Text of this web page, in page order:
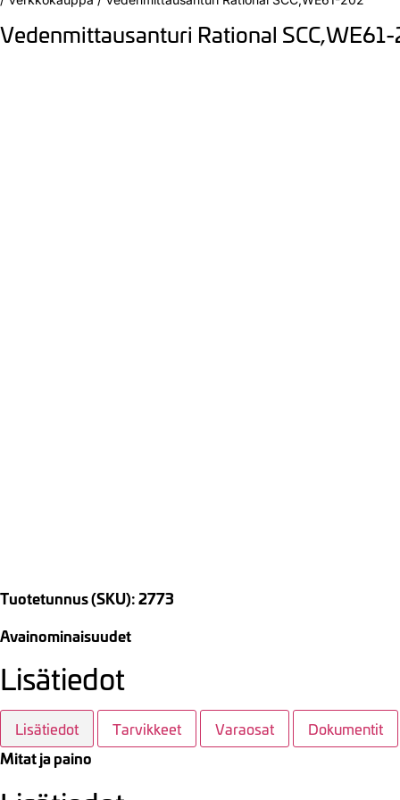
Vedenmittausanturi Rational
Tuotetunnus (SKU): 2773
Avainominaisuudet
Lisätiedot
Lisätiedot Tarvikkeet Varaosat Dokumentit
Mitat ja paino